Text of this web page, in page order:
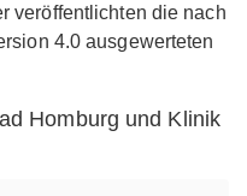
veröffentlichten die nach
4.0 ausgewerteten
Homburg und Klinik